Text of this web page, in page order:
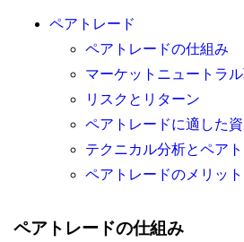
ペアトレード
ペアトレードの仕組み
マーケットニュートラ
リスクとリターン
ペアトレードに適した
テクニカル分析とペア
ペアトレードのメリッ
ペアトレードの仕組み